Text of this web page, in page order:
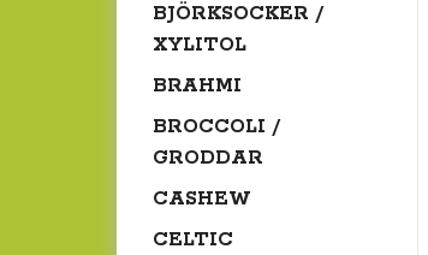
BJÖRKSOCKER /
XYLITOL
BRAHMI
BROCCOLI /
GRODDAR
CASHEW
CELTIC